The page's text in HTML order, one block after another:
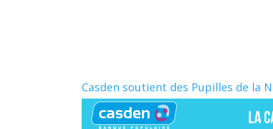
Casden soutient des Pupilles de la